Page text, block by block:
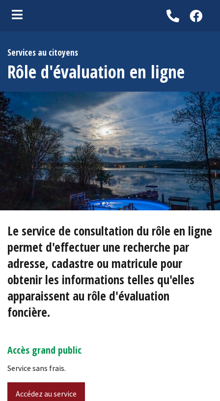
(Entreprises )
(Activités, loisirs et tourisme )
Services au citoyens
Rôle d'évaluation en ligne
Le service de consultation du rôle en ligne
permet d'effectuer une recherche par
adresse, cadastre ou matricule pour
obtenir les informations telles qu'elles
apparaissent au rôle d'évaluation
foncière.
Accès grand public
Service sans frais.
Accédez au service